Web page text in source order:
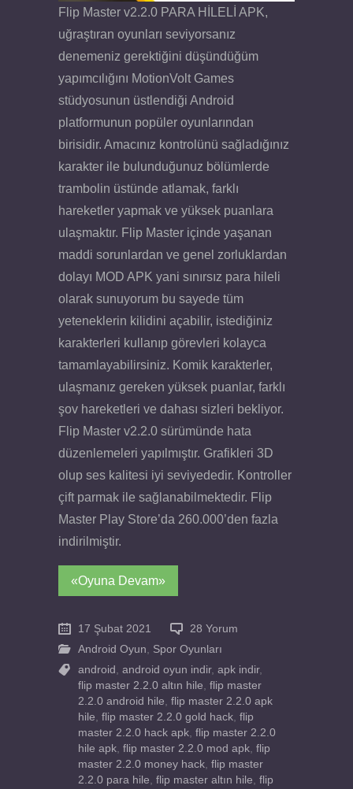
Flip Master v2.2.0 PARA HİLELİ APK,
uğraştıran oyunları seviyorsanız
denemeniz gerektiğini düşündüğüm
yapımcılığını MotionVolt Games
stüdyosunun üstlendiği Android
platformunun popüler oyunlarından
birisidir. Amacınız kontrolünü sağladığınız
karakter ile bulunduğunuz bölümlerde
trambolin üstünde atlamak, farklı
hareketler yapmak ve yüksek puanlara
ulaşmaktır. Flip Master içinde yaşanan
maddi sorunlardan ve genel zorluklardan
dolayı MOD APK yani sınırsız para hileli
olarak sunuyorum bu sayede tüm
yeteneklerin kilidini açabilir, istediğiniz
karakterleri kullanıp görevleri kolayca
tamamlayabilirsiniz. Komik karakterler,
ulaşmanız gereken yüksek puanlar, farklı
şov hareketleri ve dahası sizleri bekliyor.
Flip Master v2.2.0 sürümünde hata
düzenlemeleri yapılmıştır. Grafikleri 3D
olup ses kalitesi iyi seviyededir. Kontroller
çift parmak ile sağlanabilmektedir. Flip
Master Play Store’da 260.000’den fazla
indirilmiştir.
«Oyuna Devam»
17 Şubat 2021
28 Yorum
Android Oyun, Spor Oyunları
android , android oyun indir, apk indir,
flip master 2.2.0 altın hile, flip master
2.2.0 android hile, flip master 2.2.0 apk
hile, flip master 2.2.0 gold hack, flip
master 2.2.0 hack apk, flip master 2.2.0
hile apk, flip master 2.2.0 mod apk, flip
master 2.2.0 money hack, flip master
2.2.0 para hile, flip master altın hile, flip